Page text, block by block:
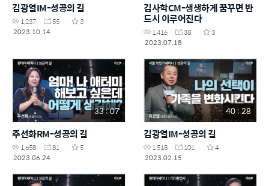
김광열IM-성공의 길
1,237 55
3
2023.10.14
김사학CM-생생하게 꿈꾸면 반
드시 이루어진다
1,416 38
3
2023.07.18
33 : 07
주선화RM-성공의 길
1,658 81
5
2023.06.24
40 : 28
김광열IM-성공의 길
1,518 101
4
2023.02.15